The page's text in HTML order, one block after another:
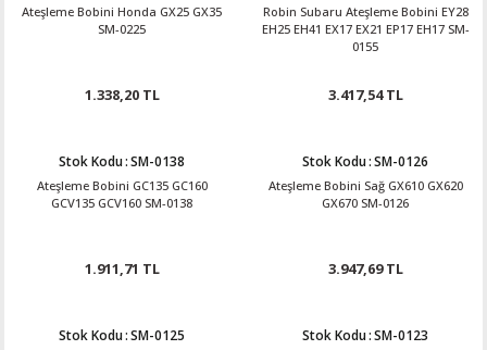
Ateşleme Bobini Honda GX25 GX35
SM-0225
1.338,20 TL
Robin Subaru Ateşleme Bobini EY28
EH25 EH41 EX17 EX21 EP17 EH17 SM-
0155
3.417,54 TL
Stok Kodu:SM-0138
Ateşleme Bobini GC135 GC160
GCV135 GCV160 SM-0138
1.911,71 TL
Stok Kodu:SM-0126
Ateşleme Bobini Sağ GX610 GX620
GX670 SM-0126
3.947,69 TL
Stok Kodu:SM-0125 Stok Kodu:SM-0123